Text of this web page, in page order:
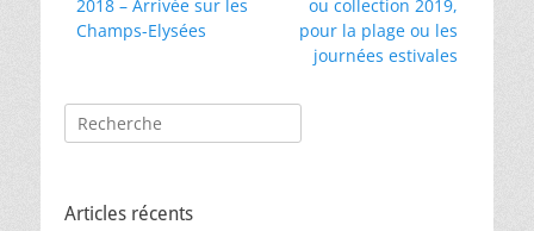
l’article
2018 – Arrivée sur les
Champs-Elysées
ou collection 2019,
pour la plage ou les
journées estivales
Rechercher :
Articles récents